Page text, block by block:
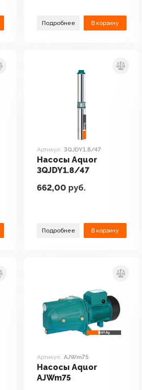
Подробнее В корзину
Артикул: 3QJDY1.8/47
Насосы Aquor
3QJDY1.8/47
662,00 руб.
Подробнее В корзину
Артикул: AJWm75
Насосы Aquor
AJWm75